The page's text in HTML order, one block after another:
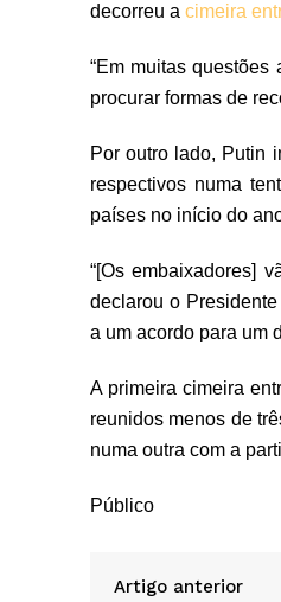
decorreu a cimeira
“Em muitas
procurar formas de
Por outro lado, Putin
respectivos numa
países no início do
“[Os embaixadores]
declarou o
a um acordo para um
A primeira cimeira
reunidos menos de
numa outra com a
Público
Artigo anterior